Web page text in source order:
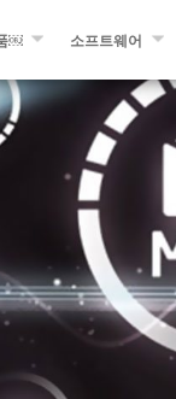
￼
트 와인딩
섬유 및 테이프 적층
소프트웨어
WINDING EXPERT
MIKROPLACE
QCS – 품질 관리 시